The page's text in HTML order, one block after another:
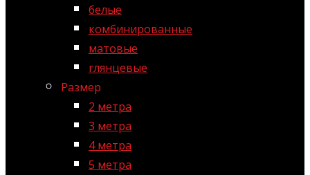
белые
комбинированные
матовые
глянцевые
Размер
2 метра
3 метра
4 метра
5 метра